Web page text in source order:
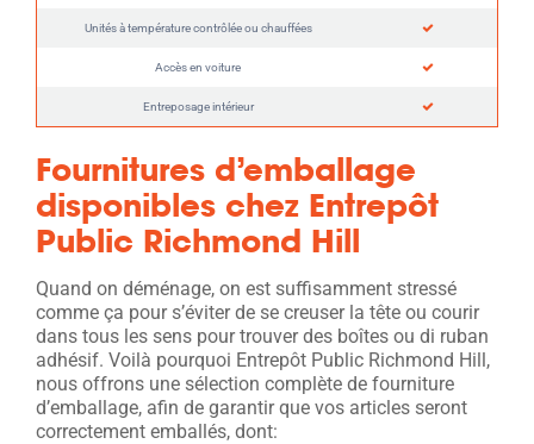
Unités à température contrôlée ou chauffées
Accès en voiture
Entreposage intérieur
Fournitures d’emballage
disponibles chez Entrepôt
Public Richmond Hill
Quand on déménage, on est suffisamment stressé
comme ça pour s’éviter de se creuser la tête ou courir
dans tous les sens pour trouver des boîtes ou di ruban
adhésif. Voilà pourquoi Entrepôt Public Richmond Hill,
nous offrons une sélection complète de fourniture
d’emballage, afin de garantir que vos articles seront
correctement emballés, dont: